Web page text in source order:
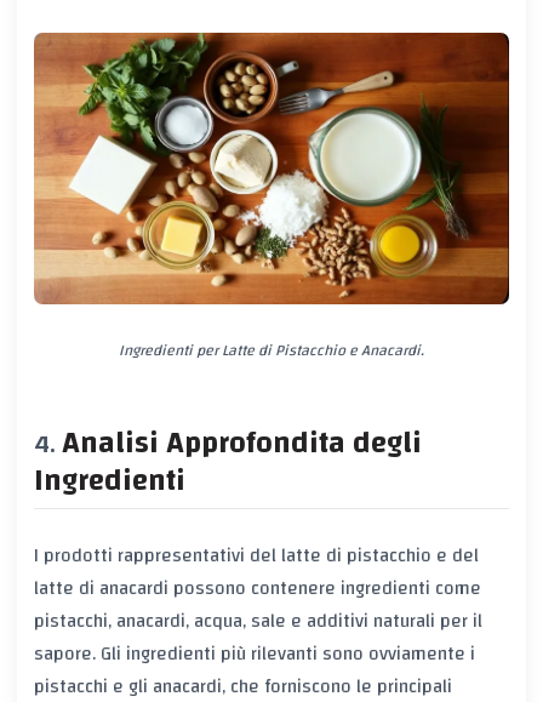
Ingredienti per Latte di Pistacchio e Anacardi.
Analisi Approfondita degli
Ingredienti
I prodotti rappresentativi del latte di pistacchio e del
latte di anacardi possono contenere ingredienti come
pistacchi, anacardi, acqua, sale e additivi naturali per il
sapore. Gli ingredienti più rilevanti sono ovviamente i
pistacchi e gli anacardi, che forniscono le principali